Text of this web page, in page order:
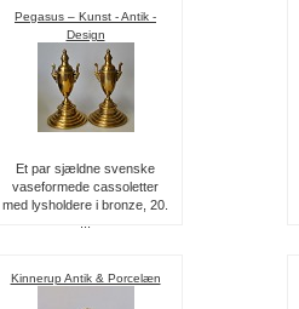
Pegasus – Kunst - Antik -
Design
Et par sjældne svenske
vaseformede cassoletter
med lysholdere i bronze, 20.
Kinnerup Antik & Porcelæn